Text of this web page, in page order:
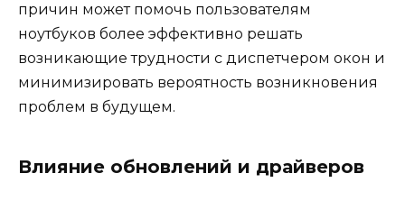
причин может помочь пользователям
ноутбуков более эффективно решать
возникающие трудности с диспетчером окон и
минимизировать вероятность возникновения
проблем в будущем.
Влияние обновлений и драйверов